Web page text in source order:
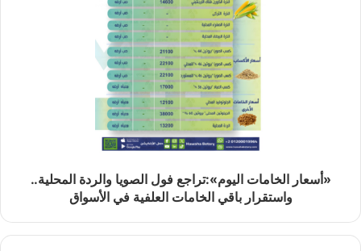
«أسعار الخامات اليوم»:تراجع فول الصويا والردة المحلية..
واستقرار باقي الخامات العلفية في الأسواق